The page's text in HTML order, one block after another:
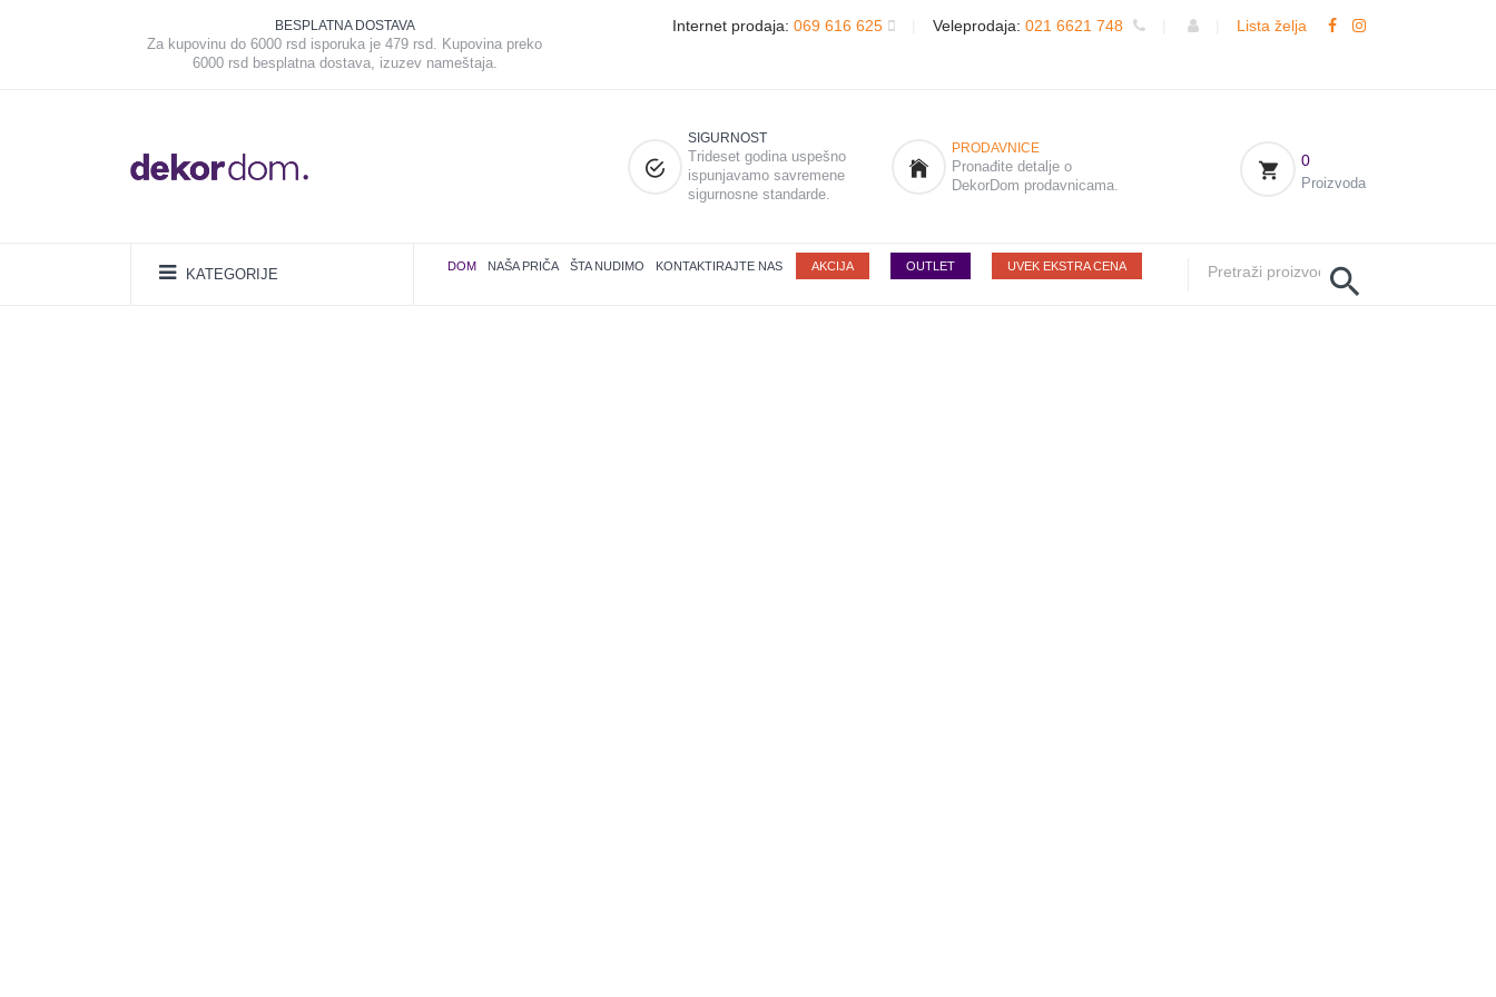
BESPLATNA DOSTAVA
Za kupovinu do 6000 rsd isporuka je 479 rsd. Kupovina preko
6000 rsd besplatna dostava, izuzev nameštaja.
Internet prodaja: 069 616 625 Veleprodaja: 021 6621 748 Lista želja
SIGURNOST
Trideset godina uspešno
ispunjavamo savremene
sigurnosne standarde.
PRODAVNICE
Pronađite detalje o
DekorDom prodavnicama.
0
Proizvoda
KATEGORIJE DOM NAŠA PRIČA ŠTA NUDIMO KONTAKTIRAJTE NAS AKCIJA OUTLET UVEK EKSTRA CENA